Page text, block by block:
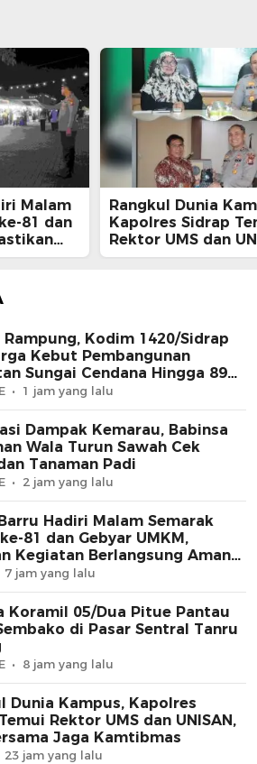
Malam
81 dan
Rangkul Dunia
Kapolres Sidrap
Rektor UMS dan
Ajak Bersama Jaga
Rampung, Kodim 1420/Sidrap
Kebut Pembangunan
Sungai Cendana Hingga 89
1 jam yang lalu
Dampak Kemarau, Babinsa
Wala Turun Sawah Cek
Tanaman Padi
2 jam yang lalu
Hadiri Malam Semarak
ke-81 dan Gebyar UMKM,
Kegiatan Berlangsung Aman
7 jam yang lalu
Koramil 05/Dua Pitue Pantau
di Pasar Sentral Tanru
8 jam yang lalu
Dunia Kampus, Kapolres
Rektor UMS dan UNISAN,
Jaga Kamtibmas
23 jam yang lalu